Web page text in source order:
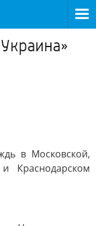
в Московской,
Краснодарском